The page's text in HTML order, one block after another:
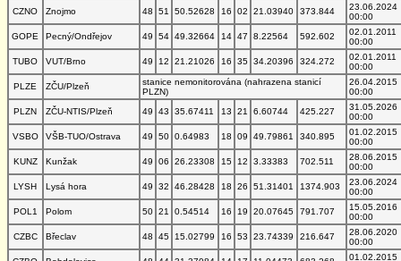
CZNO
Znojmo 48 51 50.52628 16 02 21.03940 373.844
23.06.2024
00:00
GOPE
Pecný/Ondřejov 49 54 49.32664 14 47 8.22564 592.602
02.01.2011
00:00
TUBO
VUT/Brno 49 12 21.21026 16 35 34.20396 324.272
02.01.2011
00:00
PLZE
ZČU/Plzeň
stanice nemonitorována (nahrazena stanicí
PLZN)
26.04.2015
00:00
PLZN
ZČU-NTIS/Plzeň 49 43 35.67411 13 21 6.60744 425.227
31.05.2026
00:00
VSBO
VŠB-TUO/Ostrava 49 50 0.64983 18 09 49.79861 340.895
01.02.2015
00:00
KUNZ
Kunžak 49 06 26.23308 15 12 3.33383 702.511
28.06.2015
00:00
LYSH
Lysá hora 49 32 46.28428 18 26 51.31401 1374.903
23.06.2024
00:00
POL1
Polom 50 21 0.54514 16 19 20.07645 791.707
15.05.2016
00:00
CZBC
Břeclav 48 45 15.02799 16 53 23.74339 216.647
28.06.2020
00:00
01.02.2015